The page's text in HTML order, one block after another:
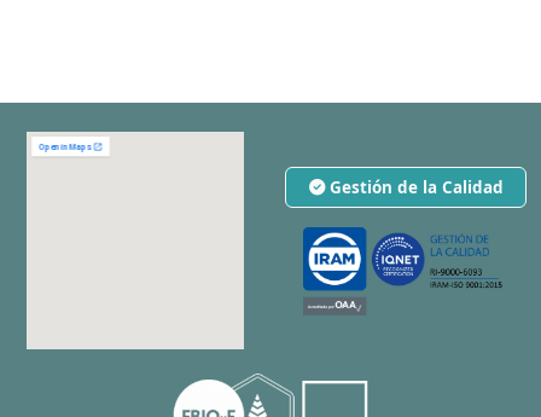
Gestión de la Calidad